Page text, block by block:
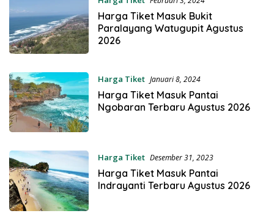
Harga Tiket Masuk Bukit
Paralayang Watugupit Agustus
2026
Harga Tiket Januari 8, 2024
Harga Tiket Masuk Pantai
Ngobaran Terbaru Agustus 2026
Harga Tiket Desember 31, 2023
Harga Tiket Masuk Pantai
Indrayanti Terbaru Agustus 2026